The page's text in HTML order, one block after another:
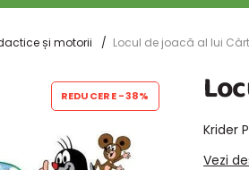
și motorii Locul de joacă al lui
Krider
Vezi
REDUCERE-38%